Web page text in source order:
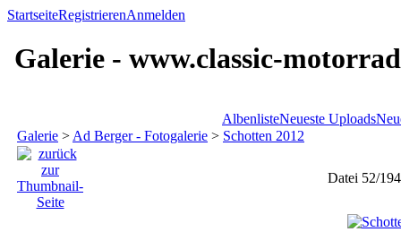
StartseiteRegistrierenAnmelden
Galerie - www.classic-
AlbenlisteNeueste Uploads
Galerie > Ad Berger - Fotogalerie > Schotten 2012
Datei 52/194